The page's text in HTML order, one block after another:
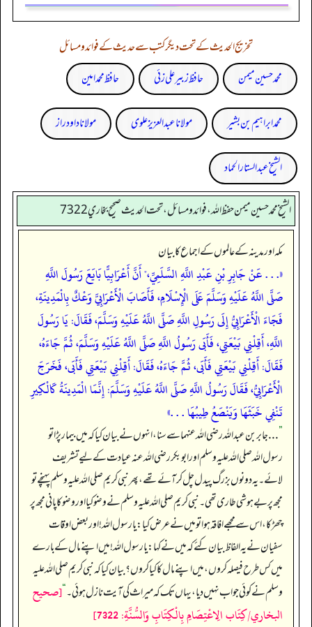
تخریج الحدیث کے تحت دیگر کتب سے حدیث کے فوائد و مسائل
محمد حسین میمن
حافظ زبیر علی زئی حافظ محمد امین
محمد ابراہیم بن بشیر مولانا عبد العزیز علوی مولانا داود راز
الشیخ عبدالستار الحماد
الشيخ محمد حسين ميمن حفظ الله، فوائد و مسائل، تحت الحديث صحيح بخاري 7322
مکہ اور مدینہ کے عالموں کے اجماع کا بیان
«. . . عَنْ جَابِرِ بْنِ عَبْدِ اللَّهِ السَّلَمِيِّ،" أَنَّ أَعْرَابِيًّا بَايَعَ رَسُولَ اللَّهِ
صَلَّى اللَّهُ عَلَيْهِ وَسَلَّمَ عَلَى الْإِسْلَامِ، فَأَصَابَ الْأَعْرَابِيَّ وَعْكٌ بِالْمَدِينَةِ،
فَجَاءَ الْأَعْرَابِيُّ إِلَى رَسُولِ اللَّهِ صَلَّى اللَّهُ عَلَيْهِ وَسَلَّمَ، فَقَالَ: يَا رَسُولَ
اللَّهِ، أَقِلْنِي بَيْعَتِي، فَأَبَى رَسُولُ اللَّهِ صَلَّى اللَّهُ عَلَيْهِ وَسَلَّمَ، ثُمَّ جَاءَهُ،
فَقَالَ: أَقِلْنِي بَيْعَتِي فَأَبَى، ثُمَّ جَاءَهُ، فَقَالَ: أَقِلْنِي بَيْعَتِي فَأَبَى، فَخَرَجَ
الْأَعْرَابِيُّ، فَقَالَ رَسُولُ اللَّهِ صَلَّى اللَّهُ عَلَيْهِ وَسَلَّمَ: إِنَّمَا الْمَدِينَةُ كَالْكِيرِ
تَنْفِي خَبَثَهَا وَيَنْصَعُ طِيبُهَا . . .»
”. . . جابر بن عبداللہ رضی اللہ عنہما سے سنا، انہوں نے بیان کیا کہ میں بیمار پڑا تو
رسول اللہ صلی اللہ علیہ وسلم اور ابوبکر رضی اللہ عنہ عیادت کے لیے تشریف
لائے۔ یہ دونوں بزرگ پیدل چل کر آئے تھے، پھر نبی کریم صلی اللہ علیہ وسلم پہنچے تو
مجھ پر بے ہوشی طاری تھی۔ نبی کریم صلی اللہ علیہ وسلم نے وضو کیا اور وضو کا پانی مجھ پر
چھڑکا، اس سے مجھے افاقہ ہوا تو میں نے عرض کیا: یا رسول اللہ! اور بعض اوقات
سفیان نے یہ الفاظ بیان کئے کہ میں نے کہا: یا رسول اللہ! میں اپنے مال کے بارے
میں کس طرح فیصلہ کروں، میں اپنے مال کا کیا کروں؟ بیان کیا کہ نبی کریم صلی اللہ علیہ
وسلم نے کوئی جواب نہیں دیا، یہاں تک کہ میراث کی آیت نازل ہوئی۔“[صحيح
البخاري/كِتَاب الِاعْتِصَامِ بِالْكِتَابِ وَالسُّنَّةِ: 7322]